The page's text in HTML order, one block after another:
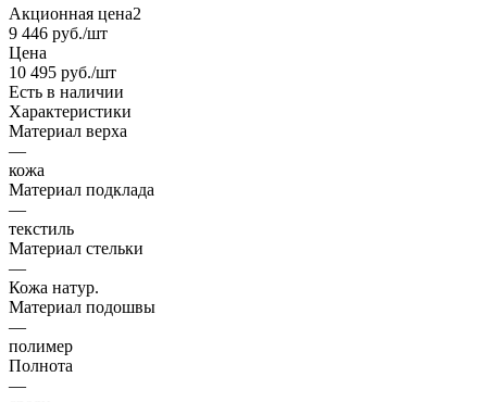
Акционная цена2
9 446 руб./шт
Цена
10 495 руб./шт
Есть в наличии
Характеристики
Материал верха
—
кожа
Материал подклада
—
текстиль
Материал стельки
—
Кожа натур.
Материал подошвы
—
полимер
Полнота
—